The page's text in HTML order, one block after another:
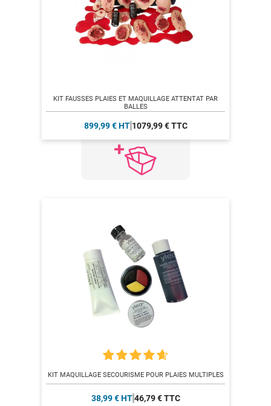
KIT FAUSSES PLAIES ET MAQUILLAGE ATTENTAT PAR
BALLES
899,99 € HT 1079,99 € TTC
KIT MAQUILLAGE SECOURISME POUR PLAIES MULTIPLES
38,99 € HT 46,79 € TTC